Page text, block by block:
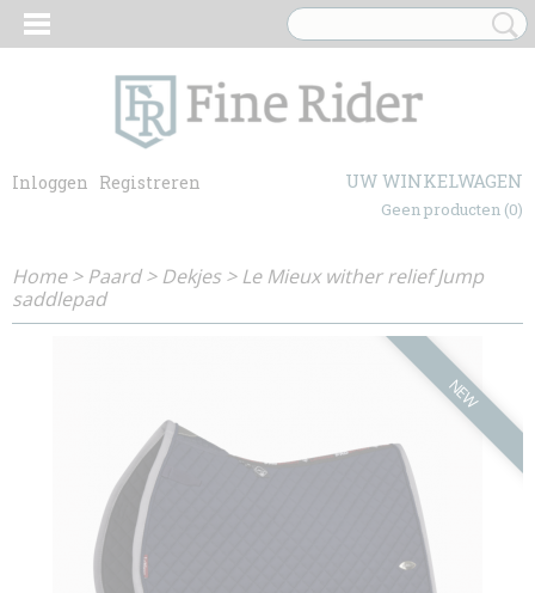
Inloggen Registreren UW WINKELWAGEN
Geen producten (0)
Home>Paard>Dekjes>Le Mieux wither relief Jump
saddlepad
NEW